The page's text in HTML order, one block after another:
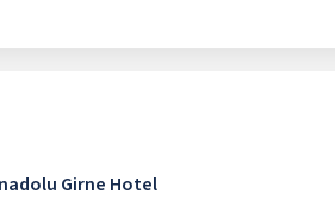
Girne Hotel